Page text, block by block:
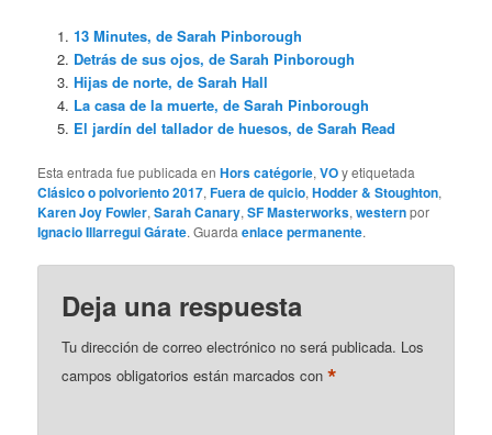
13 Minutes, de Sarah Pinborough
Detrás de sus ojos, de Sarah Pinborough
Hijas de norte, de Sarah Hall
La casa de la muerte, de Sarah Pinborough
El jardín del tallador de huesos, de Sarah Read
Esta entrada fue publicada enHors catégorie,VOy etiquetada
Clásico o polvoriento 2017,Fuera de quicio,Hodder & Stoughton,
Karen Joy Fowler,Sarah Canary,SF Masterworks,westernpor
Ignacio Illarregui Gárate. Guardaenlace permanente.
Deja una respuesta
Tu dirección de correo electrónico no será publicada. Los
campos obligatorios están marcados con*